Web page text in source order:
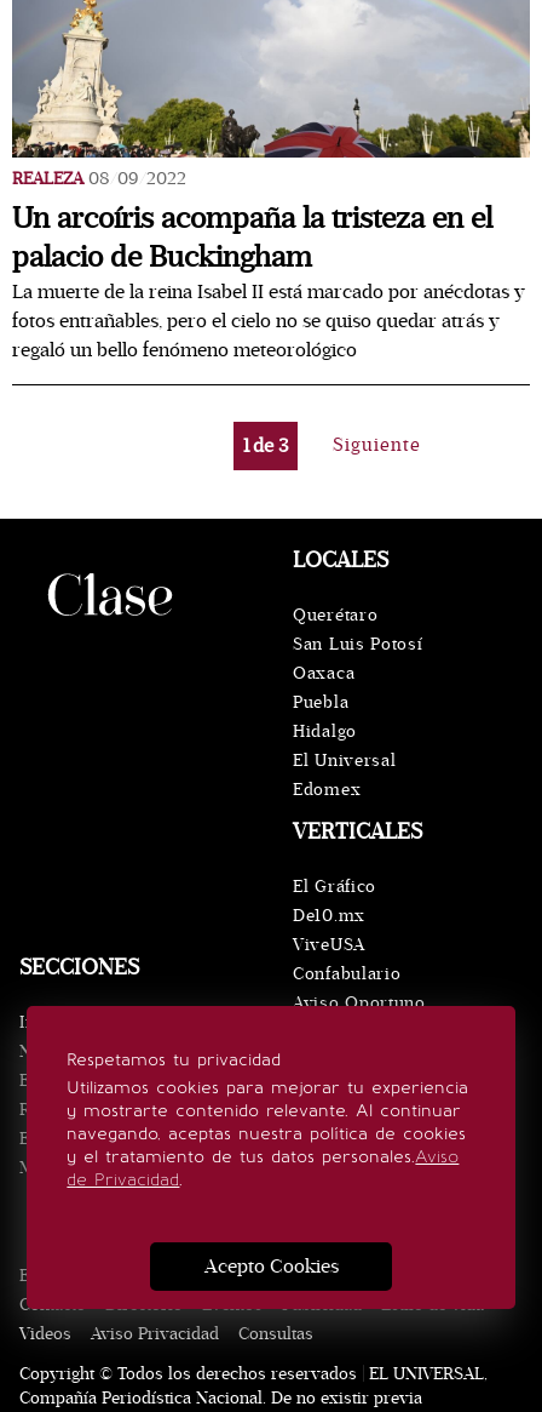
REALEZA 08/09/2022
Un arcoíris acompaña la tristeza en el
palacio de Buckingham
La muerte de la reina Isabel II está marcado por anécdotas y
fotos entrañables, pero el cielo no se quiso quedar atrás y
regaló un bello fenómeno meteorológico
1de3 Siguiente
Respetamos tu privacidad
Utilizamos cookies para mejorar tu experiencia
y mostrarte contenido relevante. Al continuar
navegando, aceptas nuestra política de cookies
y el tratamiento de tus datos personales.Aviso
de Privacidad.
Acepto Cookies
SECCIONES
Inicio
Noticias
Eventos
Realeza
Estilo de vida
Minuto x Minuto
VERTICALES
El Gráfico
De10.mx
ViveUSA
Confabulario
Aviso Oportuno
LOCALES
Querétaro
San Luis Potosí
Oaxaca
Puebla
Hidalgo
El Universal
Edomex
SÍGUENOS
Edición Impresa Noticias Quiénes somos
Contacto
Directorio Eventos Publicidad
Estilo de vida
Videos
Aviso Privacidad
Consultas
Copyright © Todos los derechos reservados | EL UNIVERSAL,
Compañía Periodística Nacional. De no existir previa